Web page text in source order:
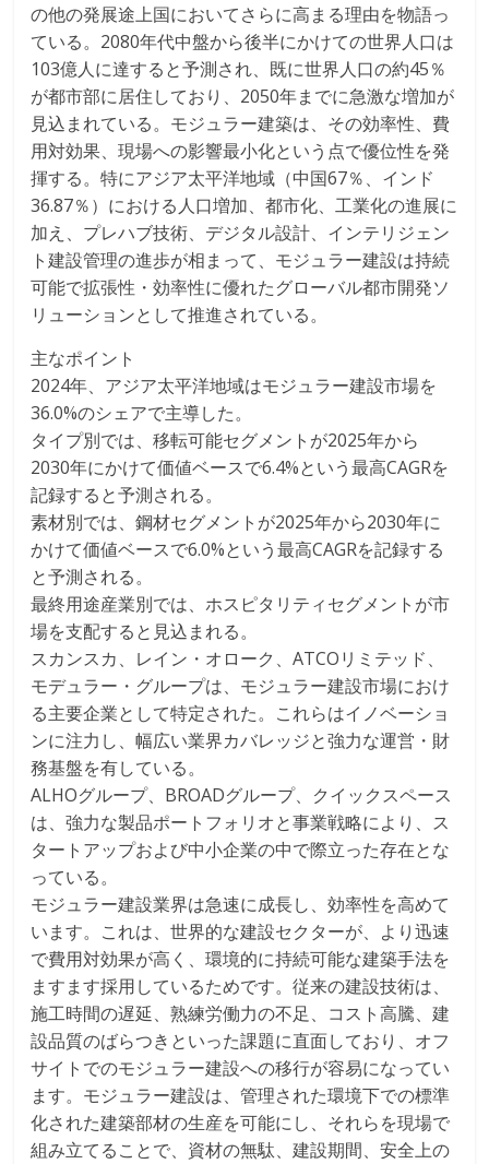
の他の発展途上国においてさらに高まる理由を物語っ
ている。2080年代中盤から後半にかけての世界人口は
103億人に達すると予測され、既に世界人口の約45％
が都市部に居住しており、2050年までに急激な増加が
見込まれている。モジュラー建築は、その効率性、費
用対効果、現場への影響最小化という点で優位性を発
揮する。特にアジア太平洋地域（中国67％、インド
36.87％）における人口増加、都市化、工業化の進展に
加え、プレハブ技術、デジタル設計、インテリジェン
ト建設管理の進歩が相まって、モジュラー建設は持続
可能で拡張性・効率性に優れたグローバル都市開発ソ
リューションとして推進されている。
主なポイント
2024年、アジア太平洋地域はモジュラー建設市場を
36.0%のシェアで主導した。
タイプ別では、移転可能セグメントが2025年から
2030年にかけて価値ベースで6.4%という最高CAGRを
記録すると予測される。
素材別では、鋼材セグメントが2025年から2030年に
かけて価値ベースで6.0%という最高CAGRを記録する
と予測される。
最終用途産業別では、ホスピタリティセグメントが市
場を支配すると見込まれる。
スカンスカ、レイン・オローク、ATCOリミテッド、
モデュラー・グループは、モジュラー建設市場におけ
る主要企業として特定された。これらはイノベーショ
ンに注力し、幅広い業界カバレッジと強力な運営・財
務基盤を有している。
ALHOグループ、BROADグループ、クイックスペース
は、強力な製品ポートフォリオと事業戦略により、ス
タートアップおよび中小企業の中で際立った存在とな
っている。
モジュラー建設業界は急速に成長し、効率性を高めて
います。これは、世界的な建設セクターが、より迅速
で費用対効果が高く、環境的に持続可能な建築手法を
ますます採用しているためです。従来の建設技術は、
施工時間の遅延、熟練労働力の不足、コスト高騰、建
設品質のばらつきといった課題に直面しており、オフ
サイトでのモジュラー建設への移行が容易になってい
ます。モジュラー建設は、管理された環境下での標準
化された建築部材の生産を可能にし、それらを現場で
組み立てることで、資材の無駄、建設期間、安全上の